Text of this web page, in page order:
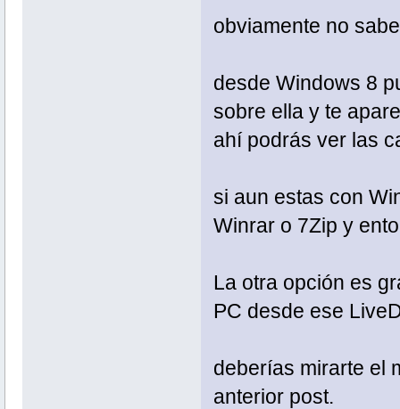
obviamente no
desde Windows 8
sobre ella y te
ahí podrás ver las
si aun estas con
Winrar o 7Zip y
La otra opción es
PC desde ese
deberías mirarte el
anterior post.